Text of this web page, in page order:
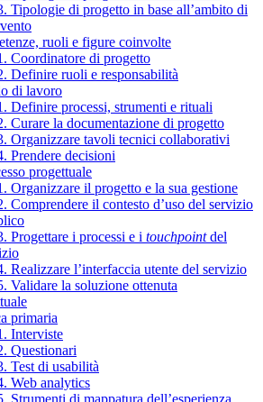
Tipologie di progetto in base all’ambito di
ruoli e figure coinvolte
Coordinatore di progetto
Definire ruoli e responsabilità
di lavoro
Definire processi, strumenti e rituali
Curare la documentazione di progetto
Organizzare tavoli tecnici collaborativi
Prendere decisioni
progettuale
Organizzare il progetto e la sua gestione
Comprendere il contesto d’uso del servizio
Progettare i processi e i touchpointdel
Realizzare l’interfaccia utente del servizio
Validare la soluzione ottenuta
primaria
Interviste
Questionari
Test di usabilità
Web analytics
Strumenti di mappatura dell’esperienza